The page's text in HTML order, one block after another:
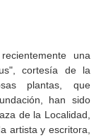
una
cortesía de la
plantas, que
han sido
de la Localidad,
artista y escritora,